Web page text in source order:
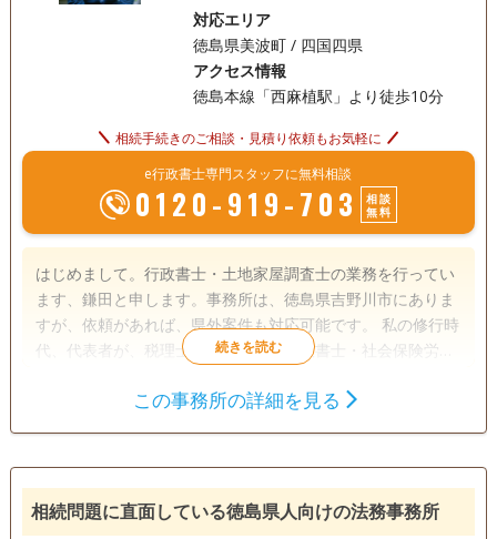
対応エリア
徳島県美波町 / 四国四県
アクセス情報
徳島本線「西麻植駅」より徒歩10分
相続手続きのご相談・見積り依頼もお気軽に
e行政書士専門スタッフに無料相談
0120-919-703
相談
無料
はじめまして。行政書士・土地家屋調査士の業務を行ってい
ます、鎌田と申します。事務所は、徳島県吉野川市にありま
すが、依頼があれば、県外案件も対応可能です。 私の修行時
代、代表者が、税理士・司法書士・行政書士・社会保険労務
た。 その際に、不動産に関する手続き全般、税金のについて
ごとにさまざま様々なケースがありますが、相談者と一緒に
考え、他の専門家に協力をいただきながら、課題解決を行っ
遺産分割
相続人調査
この事務所の詳細を見る
相続問題に直面している徳島県人向けの法務事務所